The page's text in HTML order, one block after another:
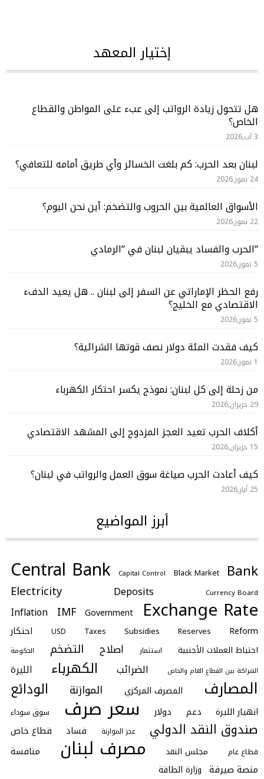
إختيار المعهد
هل تتحول زيادة الرواتب إلى عبء على المواطن والقطاع
الخاص؟
3 آب,2026
لبنان بعد الحرب: كم بلغت الخسائر وأي طريق أمامه للتعافي؟
24 تموز,2026
الأسواق العالمية بين الحروب والتضخم: أين نحن اليوم؟
22 تموز,2026
“الحرب والفساد يبقيان لبنان في “الرمادي
5 تموز,2026
رفع الحظر الإماراتي عن السفر إلى لبنان .. هل يعيد الدفء
الاقتصادي مع الخليج؟
5 تموز,2026
كيف فقدت المئة دولار نصف قوتها الشرائية؟
1 تموز,2026
من زحلة إلى كل لبنان: نموذج يكسر احتكار الكهرباء
29 حزيران,2026
أكلاف الحرب تعيد العجز المزدوج إلى المشهد الاقتصادي
15 حزيران,2026
كيف أعادت الحرب صياغة سوق العمل والرواتب في لبنان؟
25 أيار,2026
أبرز المواضيع
Bank
Black Market
Capital Control
Central Bank
Currency Board
Deposits
Electricity
Exchange Rate
Government
IMF
Inflation
Reform
Reserves
Subsidies
Taxes
USD احتكار
احتياط العملات الأجنبية استثمار اصلاح التضخم
الحكومة
الشراكة بين القطاع العام والخاص
الضرائب الكهرباء الليرة
المصارف المصرف المركزي الموازنة الودائع
انهيار الليرة دعم دولار سعر صرف سوق سوداء
صندوق النقد الدولي عجز الموازنة فساد قطاع خاص
قطاع عام مجلس النقد مصرف لبنان
منافسة
منصة صيرفة وزارة الطاقة